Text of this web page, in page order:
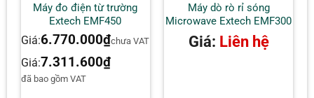
Máy đo điện từ trường
Extech EMF450
Giá:6.770.000₫chưa VAT
Giá:7.311.600₫
đã bao gồm VAT
Máy dò rò rỉ sóng
Microwave Extech EMF300
Giá: Liên hệ